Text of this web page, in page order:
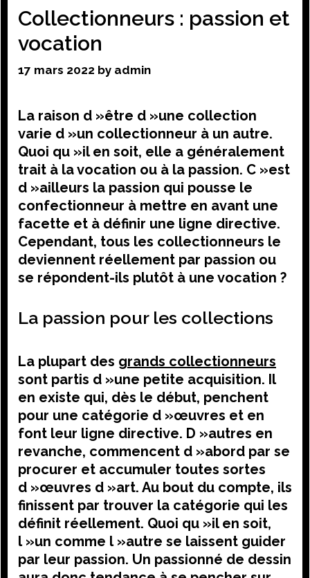
Collectionneurs : passion et
vocation
17 mars 2022 by admin
La raison d »être d »une collection
varie d »un collectionneur à un autre.
Quoi qu »il en soit, elle a généralement
trait à la vocation ou à la passion. C »est
d »ailleurs la passion qui pousse le
confectionneur à mettre en avant une
facette et à définir une ligne directive.
Cependant, tous les collectionneurs le
deviennent réellement par passion ou
se répondent-ils plutôt à une vocation ?
La passion pour les collections
La plupart des grands collectionneurs
sont partis d »une petite acquisition. Il
en existe qui, dès le début, penchent
pour une catégorie d »œuvres et en
font leur ligne directive. D »autres en
revanche, commencent d »abord par se
procurer et accumuler toutes sortes
d »œuvres d »art. Au bout du compte, ils
finissent par trouver la catégorie qui les
définit réellement. Quoi qu »il en soit,
l »un comme l »autre se laissent guider
par leur passion. Un passionné de dessin